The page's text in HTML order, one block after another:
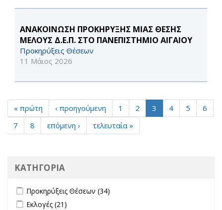
ΑΝΑΚΟΙΝΩΣΗ ΠΡΟΚΗΡΥΞΗΣ ΜΙΑΣ ΘΕΣΗΣ
ΜΕΛΟΥΣ Δ.Ε.Π. ΣΤΟ ΠΑΝΕΠΙΣΤΗΜΙΟ ΑΙΓΑΙΟΥ
Προκηρύξεις Θέσεων
11 Μάιος 2026
« πρώτη ‹ προηγούμενη 1 2 3 4 5
6
7
8 επόμενη › τελευταία »
ΚΑΤΗΓΟΡΙΑ
Apply Προκηρύξεις Θέσεων filter
Προκηρύξεις Θέσεων (34)
Apply Εκλογές filter
Εκλογές (21)